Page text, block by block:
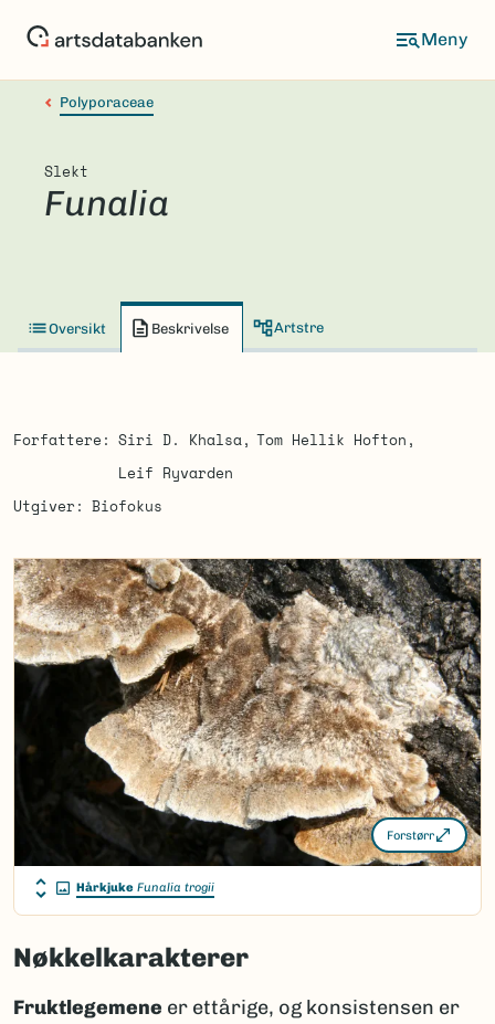
Polyporaceae
Slekt
Funalia
Oversikt Beskrivelse Artstre
Forfattere Siri D. Khalsa
Tom Hellik Hofton
Leif Ryvarden
Utgiver
Biofokus
Forstørr
Hårkjuke Funalia trogii
Nøkkelkarakterer
Fruktlegemene er ettårige, og konsistensen er